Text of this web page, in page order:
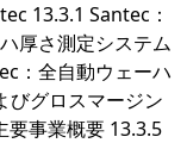
13.3.1 Santec：
厚さ測定システム
：全自動ウェーハ
びグロスマージン
要事業概要 13.3.5